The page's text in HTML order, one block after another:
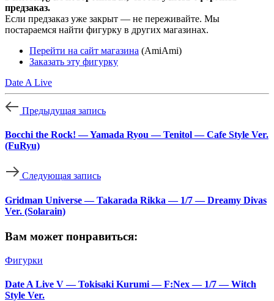
предзаказ.
Если предзаказ уже закрыт — не переживайте. Мы
постараемся найти фигурку в других магазинах.
Перейти на сайт магазина (AmiAmi)
Заказать эту фигурку
Date A Live
Предыдущая запись
Bocchi the Rock! — Yamada Ryou — Tenitol — Cafe Style Ver.
(FuRyu)
Следующая запись
Gridman Universe — Takarada Rikka — 1/7 — Dreamy Divas
Ver. (Solarain)
Вам может понравиться:
Фигурки
Date A Live V — Tokisaki Kurumi — F:Nex — 1/7 — Witch
Style Ver.